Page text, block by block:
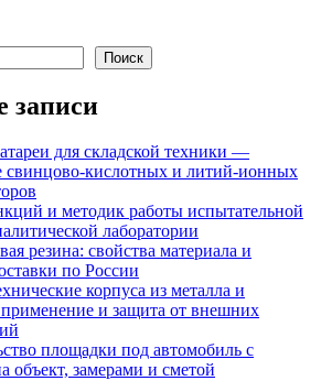
Поиск
записи
для складской техники —
свинцово-кислотных и литий-ионных
и методик работы испытательной
лаборатории
резина: свойства материала и
по России
корпуса из металла и
применение и защита от внешних
площадки под автомобиль с
объект, замерами и сметой